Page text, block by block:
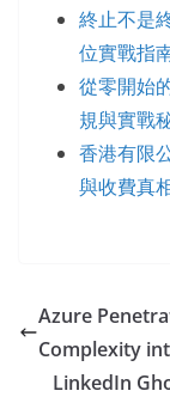
終止不是
位實戰指
從零開始
規與實戰
香港有限
與收費真
Azure
Complexity
LinkedIn